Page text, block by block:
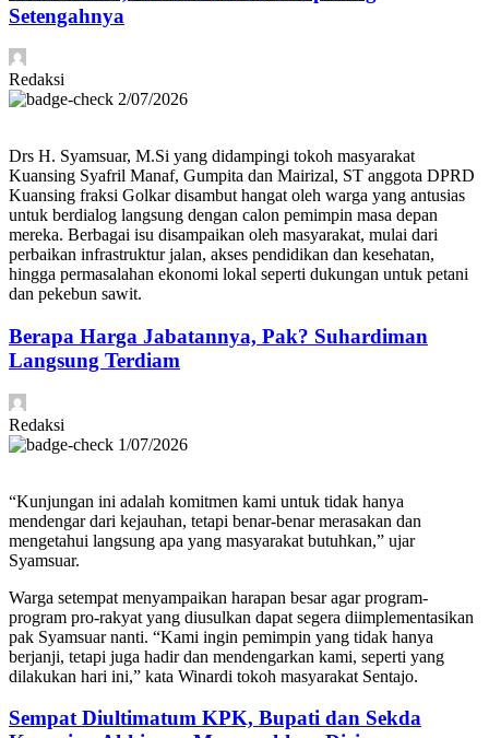
Setengahnya
Redaksi
2/07/2026
Drs H. Syamsuar, M.Si yang didampingi tokoh masyarakat
Kuansing Syafril Manaf, Gumpita dan Mairizal, ST anggota DPRD
Kuansing fraksi Golkar disambut hangat oleh warga yang antusias
untuk berdialog langsung dengan calon pemimpin masa depan
mereka. Berbagai isu disampaikan oleh masyarakat, mulai dari
perbaikan infrastruktur jalan, akses pendidikan dan kesehatan,
hingga permasalahan ekonomi lokal seperti dukungan untuk petani
dan pekebun sawit.
Berapa Harga Jabatannya, Pak? Suhardiman
Langsung Terdiam
Redaksi
1/07/2026
“Kunjungan ini adalah komitmen kami untuk tidak hanya
mendengar dari kejauhan, tetapi benar-benar merasakan dan
mengetahui langsung apa yang masyarakat butuhkan,” ujar
Syamsuar.
Warga setempat menyampaikan harapan besar agar program-
program pro-rakyat yang diusulkan dapat segera diimplementasikan
pak Syamsuar nanti. “Kami ingin pemimpin yang tidak hanya
berjanji, tetapi juga hadir dan mendengarkan kami, seperti yang
dilakukan hari ini,” kata Winardi tokoh masyarakat Sentajo.
Sempat Diultimatum KPK, Bupati dan Sekda